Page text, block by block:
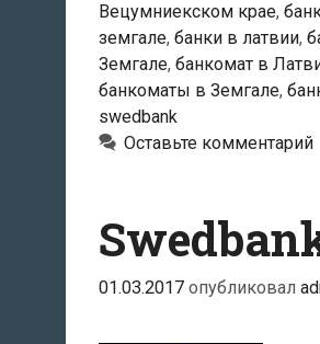
Вецумниекском крае,
земгале, банки в латвии,
Земгале, банкомат в
банкоматы в Земгале,
swedbank
Оставьте комментарий
01.03.2017 опубликовал